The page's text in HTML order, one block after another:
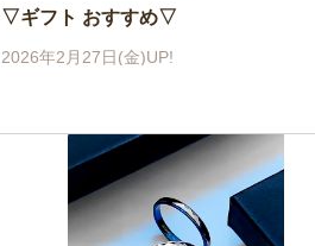
▽ギフト おすすめ▽
2026年2月27日(金)UP!